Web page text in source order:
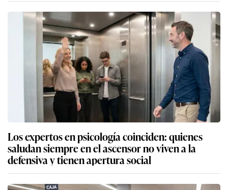
Los expertos en psicología coinciden: quienes
saludan siempre en el ascensor no viven a la
defensiva y tienen apertura social